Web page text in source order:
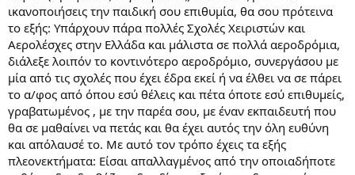
ικανοποιήσεις την παιδική σου επιθυμία, θα σου πρότεινα
το εξής: Υπάρχουν πάρα πολλές Σχολές Χειριστών και
Αερολέσχες στην Ελλάδα και μάλιστα σε πολλά αεροδρόμια,
διάλεξε λοιπόν το κοντινότερο αεροδρόμιο, συνεργάσου με
μία από τις σχολές που έχει έδρα εκεί ή να έλθει να σε πάρει
το α/φος από όπου εσύ θέλεις και πέτα όποτε εσύ επιθυμείς,
γραβατωμένος , με την παρέα σου, με έναν εκπαιδευτή που
θα σε μαθαίνει να πετάς και θα έχει αυτός την όλη ευθύνη
και απόλαυσέ το. Με αυτό τον τρόπο έχεις τα εξής
πλεονεκτήματα: Είσαι απαλλαγμένος από την οποιαδήποτε